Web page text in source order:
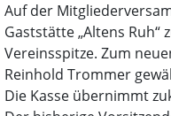
Auf der
Gaststätte „Altens
Vereinsspitze. Zum
Reinhold Trommer
Die Kasse übernimmt